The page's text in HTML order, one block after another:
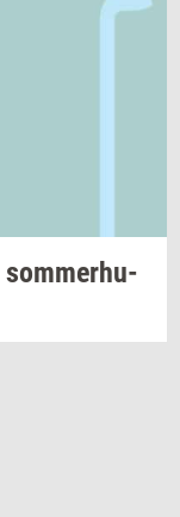
som­mer­hu­